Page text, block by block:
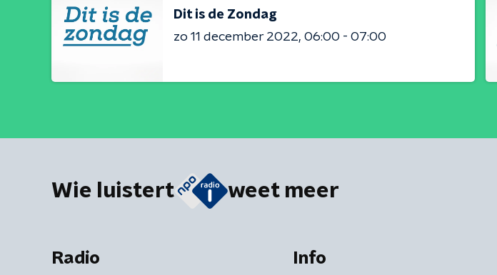
Dit is de Zondag
zo 11 december 2022 06:00 - 07:00
Wie luistert weet meer
Radio Info